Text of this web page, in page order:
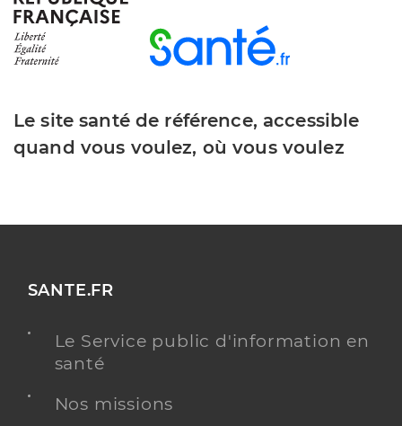
Le site santé de référence, accessible
quand vous voulez, où vous voulez
SANTE.FR
Le Service public d'information en
santé
Nos missions